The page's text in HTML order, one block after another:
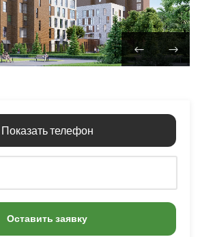
Показать телефон
Оставить заявку